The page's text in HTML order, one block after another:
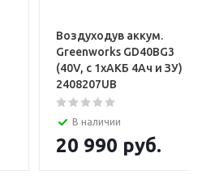
Воздуходув аккум.
Greenworks GD40BG3
(40V, с 1хАКБ 4Ач и ЗУ)
2408207UB
В наличии
20 990 руб.